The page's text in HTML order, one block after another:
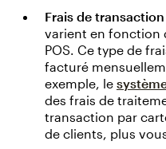
Frais de transaction
varient en fonction
POS. Ce type de
facturé
exemple, le
des frais de
transaction par
de clients, plus